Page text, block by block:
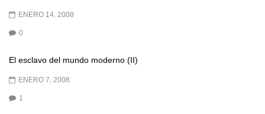
ENERO 14, 2008
0
El esclavo del mundo moderno (II)
ENERO 7, 2008
1